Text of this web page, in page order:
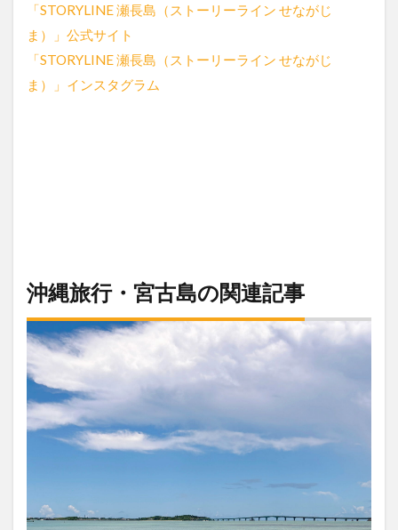
「STORYLINE 瀬長島（ストーリーライン せながじ
ま）」公式サイト
「STORYLINE 瀬長島（ストーリーライン せながじ
ま）」インスタグラム
沖縄旅行・宮古島の関連記事